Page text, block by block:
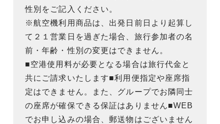
性別をご記入ください。
※航空機利用商品は、出発日前日より起算し
て２１営業日を過ぎた場合、旅行参加者の名
前・年齢・性別の変更はできません。
■空港使用料が必要となる場合は旅行代金と
共にご請求いたします■利用便指定や座席指
定はできません。また、グループでお隣同士
の座席が確保できる保証はありません■WEB
でお申し込みの場合、郵送物はございません